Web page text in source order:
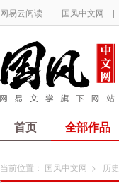
网易云阅读 | 国风中文网 |
首页 全部作品
当前位置： 国风中文网 > 历史